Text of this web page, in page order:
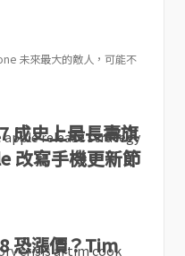
未來最大的敵人，可能不
成史上最長壽旗
改寫手機更新節
恐漲價？Tim